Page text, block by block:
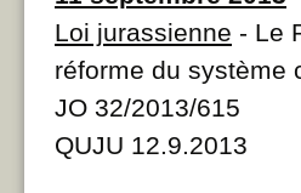
Loi jurassienne - Le
réforme du système
JO 32/2013/615
QUJU 12.9.2013